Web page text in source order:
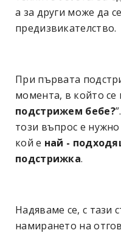
а за други може да
предизвикателство.
При първата
момента, в който се
подстрижем бебе?
този въпрос е
кой е най -
подстрижка.
Надяваме се, с тази
намирането на